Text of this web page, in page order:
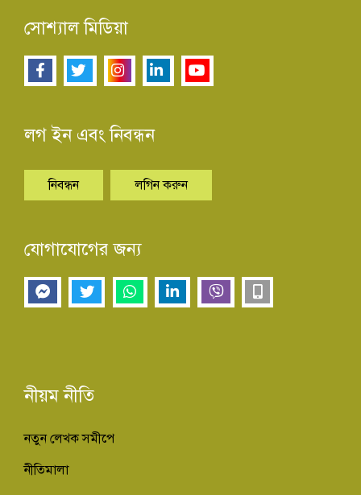
সোশ্যাল মিডিয়া
লগ ইন এবং নিবন্ধন
নিবন্ধন লগিন করুন
যোগাযোগের জন্য
নীয়ম নীতি
নতুন লেখক সমীপে
নীতিমালা